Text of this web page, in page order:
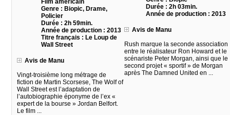
Film américain
Genre : Biopic, Drame,
Policier
Durée : 2h 59min.
Année de production : 2013
Titre français : Le Loup de
Wall Street
Avis de Manu
Vingt-troisième long métrage de
fiction de Martin Scorsese, The Wolf of
Wall Street est l’adaptation de
l’autobiographie éponyme de l’ex «
expert de la bourse » Jordan Belfort.
Le film ...
Durée : 2h 03min.
Année de production : 2013
Avis de Manu
Rush marque la seconde association
entre le réalisateur Ron Howard et le
scénariste Peter Morgan, ainsi que le
second projet « sportif » de Morgan
après The Damned United en ...